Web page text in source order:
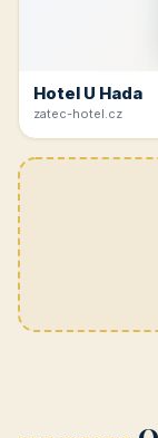
Hotel U Hada
zatec-hotel.cz